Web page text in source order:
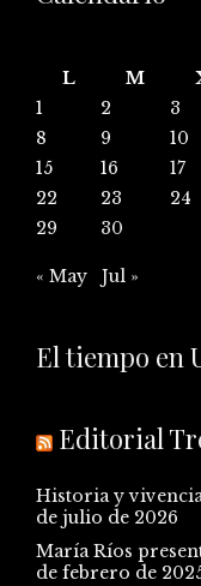
L
M
1
2 3
8
9 10
15
16 17
22
23 24
29
30
« May Jul »
El tiempo en
Editorial
Historia y
de julio de 2026
María Ríos
de febrero de